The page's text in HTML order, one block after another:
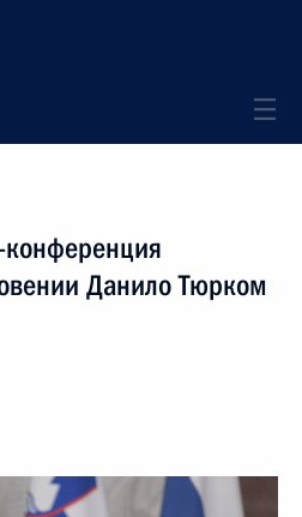
конференция
Данило Тюрком